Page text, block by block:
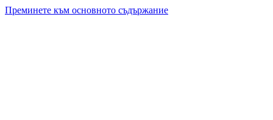
Преминете към основното съдържание